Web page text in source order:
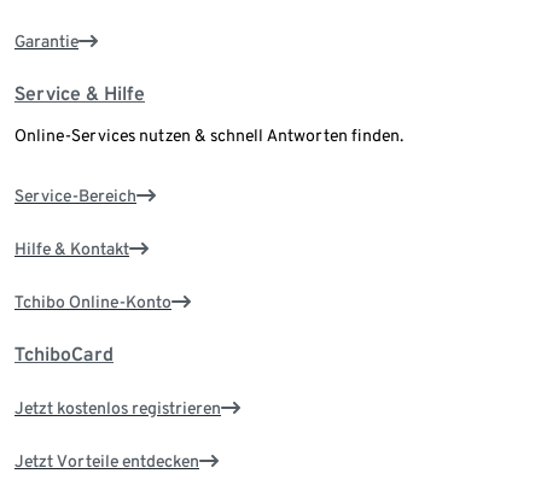
Garantie
Service & Hilfe
Online-Services nutzen & schnell Antworten finden.
Service-Bereich
Hilfe & Kontakt
Tchibo Online-Konto
TchiboCard
Jetzt kostenlos registrieren
Jetzt Vorteile entdecken